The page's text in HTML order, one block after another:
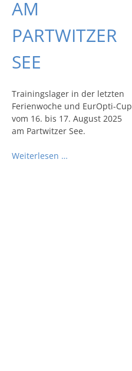
AM
PARTWITZER
SEE
Trainingslager in der letzten
Ferienwoche und EurOpti-Cup
vom 16. bis 17. August 2025
am Partwitzer See.
Weiterlesen …